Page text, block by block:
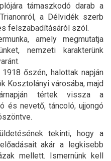
támaszkodó darab a
a Délvidék szerb
felszabadításáról szól.
amely megmutatja
nemzeti karakterünk
őszén, halottak napján
Kosztolányi városába, majd
tértek vissza a
és nevető, táncoló, ujjongó
tekinti, hogy a
akár a legkisebb
mellett. Ismernünk kell